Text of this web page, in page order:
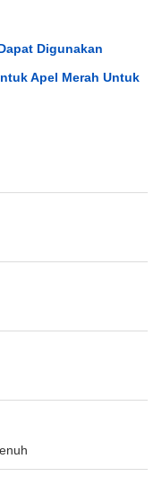
Digunakan
Apel Merah Untuk